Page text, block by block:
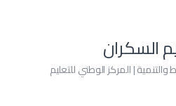
السكران
والتنمية | المركز الوطني للتعليم